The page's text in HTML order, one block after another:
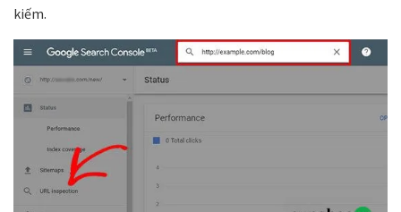
kiếm.